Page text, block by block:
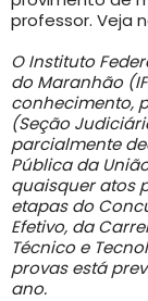
professor. Veja
O Instituto
do Maranhão
conhecimento,
(Seção
parcialmente
Pública da
quaisquer atos
etapas do
Efetivo, da
Técnico e
provas está
ano.